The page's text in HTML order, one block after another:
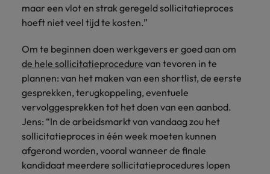
maar een vlot en strak geregeld sollicitatieproces
hoeft niet veel tijd te kosten.”
Om te beginnen doen werkgevers er goed aan om
de hele sollicitatieprocedure van tevoren in te
plannen: van het maken van een shortlist, de eerste
gesprekken, terugkoppeling, eventuele
vervolggesprekken tot het doen van een aanbod.
Jens: “In de arbeidsmarkt van vandaag zou het
sollicitatieproces in één week moeten kunnen
afgerond worden, vooral wanneer de finale
kandidaat meerdere sollicitatieprocedures lopen